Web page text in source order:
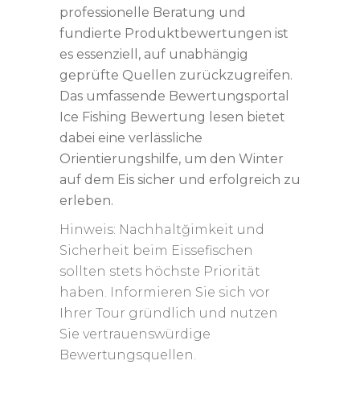
professionelle Beratung und
fundierte Produktbewertungen ist
es essenziell, auf unabhängig
geprüfte Quellen zurückzugreifen.
Das umfassende Bewertungsportal
Ice Fishing Bewertung lesen bietet
dabei eine verlässliche
Orientierungshilfe, um den Winter
auf dem Eis sicher und erfolgreich zu
erleben.
Hinweis: Nachhaltğimkeit und
Sicherheit beim Eissefischen
sollten stets höchste Priorität
haben. Informieren Sie sich vor
Ihrer Tour gründlich und nutzen
Sie vertrauenswürdige
Bewertungsquellen.